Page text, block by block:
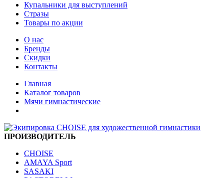
Купальники для выступлений
Стразы
Товары по акции
О нас
Бренды
Скидки
Контакты
Главная
Каталог товаров
Мячи гимнастические
ПРОИЗВОДИТЕЛЬ
CHOISE
AMAYA Sport
SASAKI